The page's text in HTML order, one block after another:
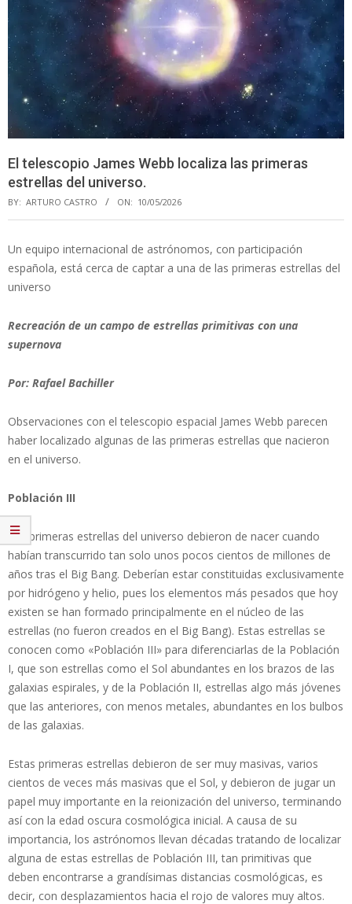
El telescopio James Webb localiza las primeras
estrellas del universo.
BY: ARTURO CASTRO ON: 10/05/2026
Un equipo internacional de astrónomos, con participación
española, está cerca de captar a una de las primeras estrellas del
universo
Recreación de un campo de estrellas primitivas con una
supernova
Por: Rafael Bachiller
Observaciones con el telescopio espacial James Webb parecen
haber localizado algunas de las primeras estrellas que nacieron
en el universo.
Población III
Las primeras estrellas del universo debieron de nacer cuando
habían transcurrido tan solo unos pocos cientos de millones de
años tras el Big Bang. Deberían estar constituidas exclusivamente
por hidrógeno y helio, pues los elementos más pesados que hoy
existen se han formado principalmente en el núcleo de las
estrellas (no fueron creados en el Big Bang). Estas estrellas se
conocen como «Población III» para diferenciarlas de la Población
I, que son estrellas como el Sol abundantes en los brazos de las
galaxias espirales, y de la Población II, estrellas algo más jóvenes
que las anteriores, con menos metales, abundantes en los bulbos
de las galaxias.
Estas primeras estrellas debieron de ser muy masivas, varios
cientos de veces más masivas que el Sol, y debieron de jugar un
papel muy importante en la reionización del universo, terminando
así con la edad oscura cosmológica inicial. A causa de su
importancia, los astrónomos llevan décadas tratando de localizar
alguna de estas estrellas de Población III, tan primitivas que
deben encontrarse a grandísimas distancias cosmológicas, es
decir, con desplazamientos hacia el rojo de valores muy altos.